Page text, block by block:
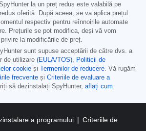
la un preț redus este valabilă pe
oferită. După aceea, se va aplica prețul
respectiv pentru reînnoirile automate
Prețurile se pot modifica, deși vă vom
la modificările de preț.
sunt supuse acceptării de către dvs. a
de utilizare (EULA/TOS), Politicii de
cookie și Termenilor de reducere. Vă rugăm
frecvente și Criteriile de evaluare a
să dezinstalați SpyHunter, aflați cum.
a programului
Criteriile de